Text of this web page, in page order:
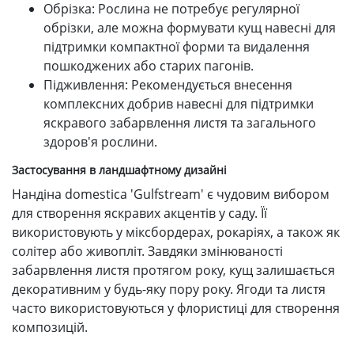
Обрізка: Рослина не потребує регулярної
обрізки, але можна формувати кущ навесні для
підтримки компактної форми та видалення
пошкоджених або старих пагонів.
Підживлення: Рекомендується внесення
комплексних добрив навесні для підтримки
яскравого забарвлення листя та загального
здоров'я рослини.
Застосування в ландшафтному дизайні
Нандіна domestica 'Gulfstream' є чудовим вибором
для створення яскравих акцентів у саду. Її
використовують у міксбордерах, рокаріях, а також як
солітер або живопліт. Завдяки змінюваності
забарвлення листя протягом року, кущ залишається
декоративним у будь-яку пору року. Ягоди та листя
часто використовуються у флористиці для створення
композицій.